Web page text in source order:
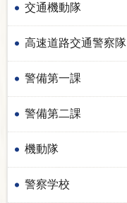
交通機動隊
高速道路交通警察隊
警備第一課
警備第二課
機動隊
警察学校